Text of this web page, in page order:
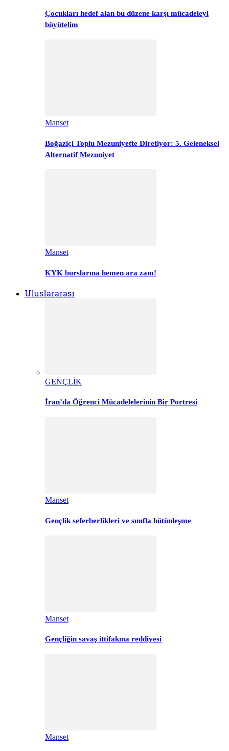
Çocukları hedef alan bu düzene karşı mücadeleyi
büyütelim
Manset
Boğaziçi Toplu Mezuniyette Diretiyor: 5. Geleneksel
Alternatif Mezuniyet
Manset
KYK burslarına hemen ara zam!
Uluslararası
GENÇLİK
İran’da Öğrenci Mücadelelerinin Bir Portresi
Manset
Gençlik seferberlikleri ve sınıfla bütünleşme
Manset
Gençliğin savaş ittifakına reddiyesi
Manset